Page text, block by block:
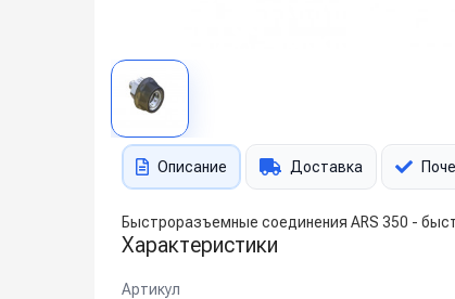
Описание Доставка
Быстроразъемные соединения ARS 350 -
Характеристики
Артикул